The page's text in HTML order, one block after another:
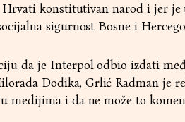
konstitutivan narod i jer je
sigurnost Bosne i
da je Interpol odbio izdati
Dodika, Grlić Radman je
medijima i da ne može to